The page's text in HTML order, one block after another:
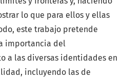
lo que para ellos y ellas
este trabajo pretende
importancia del
a las diversas identidades en
incluyendo las de